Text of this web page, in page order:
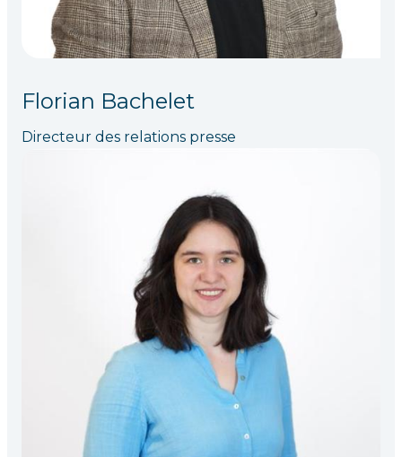
Florian Bachelet
Directeur des relations presse